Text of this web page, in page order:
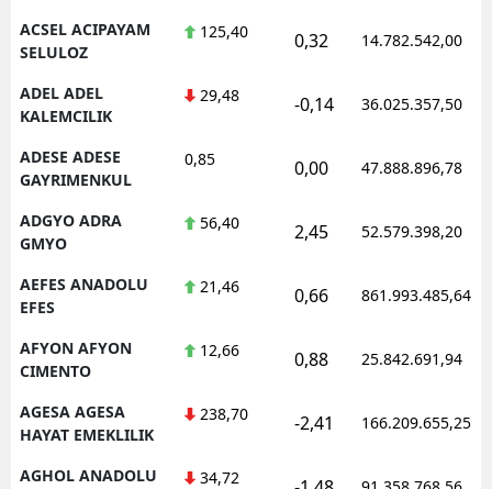
ACSEL ACIPAYAM
SELULOZ
125,40 0,32 14.782.542,00
ADEL ADEL
KALEMCILIK
29,48 -0,14 36.025.357,50
ADESE ADESE
GAYRIMENKUL
0,85 0,00 47.888.896,78
ADGYO ADRA
GMYO
56,40 2,45 52.579.398,20
AEFES ANADOLU
EFES
21,46 0,66 861.993.485,64
AFYON AFYON
CIMENTO
12,66 0,88 25.842.691,94
AGESA AGESA
HAYAT EMEKLILIK
238,70 -2,41 166.209.655,25
AGHOL ANADOLU
34,72